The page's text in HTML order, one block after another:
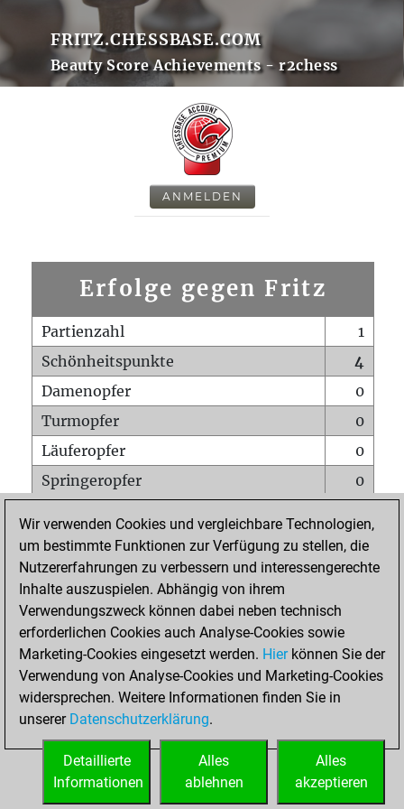
FRITZ.CHESSBASE.COM
Beauty Score Achievements - r2chess
ANMELDEN
Erfolge gegen Fritz
Partienzahl
1
Schönheitspunkte
4
Damenopfer
0
Turmopfer
0
Läuferopfer
0
Springeropfer
0
Matt auf vollem Brett
0
Bauer setzt Matt
0
Erstickte Matts
Unterverwandlungen
Türme auf der siebten
0
STARTSEITE
Wir verwenden Cookies und vergleichbare Technologien,
um bestimmte Funktionen zur Verfügung zu stellen, die
Nutzererfahrungen zu verbessern und interessengerechte
Inhalte auszuspielen. Abhängig von ihrem
Verwendungszweck können dabei neben technisch
erforderlichen Cookies auch Analyse-Cookies sowie
Marketing-Cookies eingesetzt werden. Hierkönnen Sie der
Verwendung von Analyse-Cookies und Marketing-Cookies
widersprechen. Weitere Informationen finden Sie in
unserer Datenschutzerklärung.
Alles
akzeptieren
Alles
ablehnen
Detaillierte
Informationen